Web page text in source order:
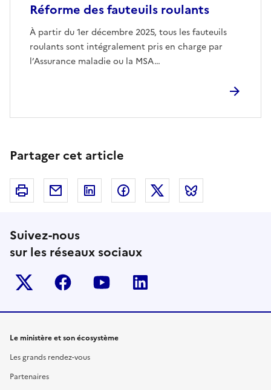
Réforme des fauteuils roulants
À partir du 1er décembre 2025, tous les fauteuils
roulants sont intégralement pris en charge par
l’Assurance maladie ou la MSA…
Partager cet article
Imprimer Courriel Linkedin FacebookTwitter
Suivez-nous
sur les réseaux sociaux
Twitter-x facebook youtube
Le ministère et son écosystème
Les grands rendez-vous
Partenaires